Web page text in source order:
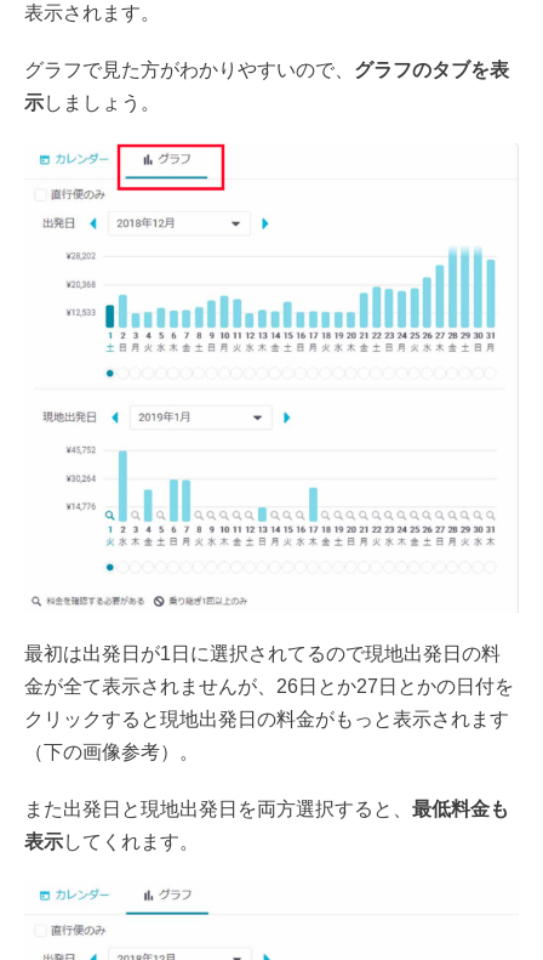
表示されます。
グラフで見た方がわかりやすいので、 グラフのタブを表
示しましょう。
最初は出発日が1日に選択されてるので現地出発日の料
金が全て表示されませんが、26日とか27日とかの日付を
クリックすると現地出発日の料金がもっと表示されます
（下の画像参考）。
また出発日と現地出発日を両方選択すると、 最低料金も
表示してくれます。